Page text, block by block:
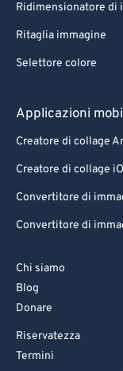
Ridimensionatore di
Ritaglia immagine
Selettore colore
Applicazioni
Creatore di collage
Creatore di collage
Convertitore di
Convertitore di
Chi siamo
Blog
Donare
Riservatezza
Termini